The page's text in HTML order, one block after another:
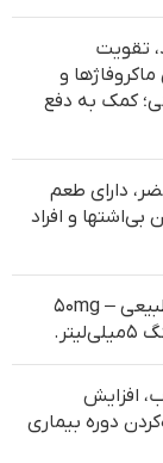
تقویت
و
کمک به دفع
دارای طعم
و افراد
۱۵۰mg ویتامین C – ۷۰٪ عسل طبیعی – ۵۰mg
افزایش
دوره بیماری